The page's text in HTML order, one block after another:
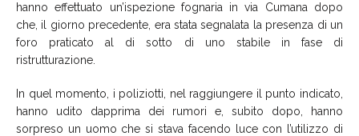
hanno effettuato un’ispezione fognaria in via Cumana dopo
che, il giorno precedente, era stata segnalata la presenza di un
foro praticato al di sotto di uno stabile in fase di
ristrutturazione.
In quel momento, i poliziotti, nel raggiungere il punto indicato,
hanno udito dapprima dei rumori e, subito dopo, hanno
sorpreso un uomo che si stava facendo luce con l’utilizzo di